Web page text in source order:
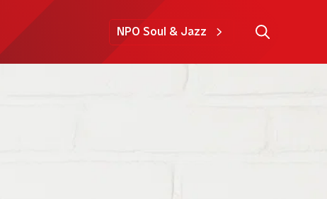
NPO Soul & Jazz